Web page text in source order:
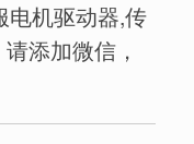
电机驱动器,传
添加微信，